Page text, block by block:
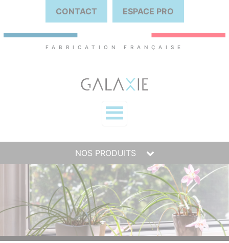
CONTACT ESPACE PRO
FABRICATION FRANÇAISE
NOS PRODUITS